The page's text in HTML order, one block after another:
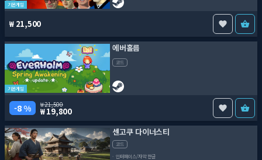
기본게임
21,500
기본게임
에버홀름
코드
8 % 21,500
19,800
센고쿠 다이너스티
코드
인터페이스/자막 한글